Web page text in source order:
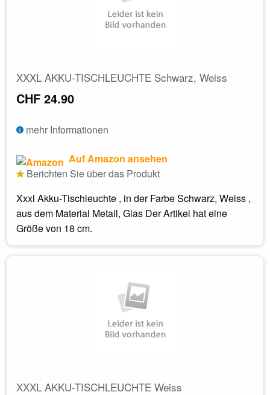
XXXL AKKU-TISCHLEUCHTE Schwarz, Weiss
CHF 24.90
mehr Informationen
Auf Amazon ansehen
Berichten Sie über das Produkt
Xxxl Akku-Tischleuchte , in der Farbe Schwarz, Weiss ,
aus dem Material Metall, Glas Der Artikel hat eine
Größe von 18 cm.
XXXL AKKU-TISCHLEUCHTE Weiss